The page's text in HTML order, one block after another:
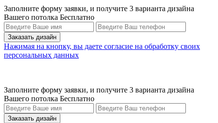
Заполните форму заявки, и получите 3 варианта дизайна
Вашего потолка Бесплатно
Нажимая на кнопку, вы даете согласие на обработку своих
персональных данных
Заполните форму заявки, и получите 3 варианта дизайна
Вашего потолка Бесплатно